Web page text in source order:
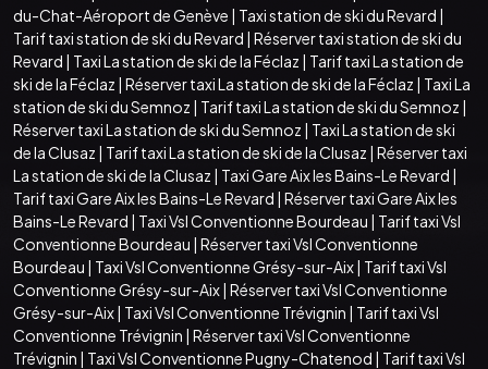
du-Chat-Aéroport de Genève | Taxi station de ski du Revard |
Tarif taxi station de ski du Revard | Réserver taxi station de ski du
Revard | Taxi La station de ski de la Féclaz | Tarif taxi La station de
ski de la Féclaz | Réserver taxi La station de ski de la Féclaz | Taxi La
station de ski du Semnoz | Tarif taxi La station de ski du Semnoz |
Réserver taxi La station de ski du Semnoz | Taxi La station de ski
de la Clusaz | Tarif taxi La station de ski de la Clusaz | Réserver taxi
La station de ski de la Clusaz | Taxi Gare Aix les Bains-Le Revard |
Tarif taxi Gare Aix les Bains-Le Revard | Réserver taxi Gare Aix les
Bains-Le Revard | Taxi Vsl Conventionne Bourdeau | Tarif taxi Vsl
Conventionne Bourdeau | Réserver taxi Vsl Conventionne
Bourdeau | Taxi Vsl Conventionne Grésy-sur-Aix| Tarif taxi Vsl
Conventionne Grésy-sur-Aix| Réserver taxi Vsl Conventionne
Grésy-sur-Aix| Taxi Vsl Conventionne Trévignin | Tarif taxi Vsl
Conventionne Trévignin | Réserver taxi Vsl Conventionne
Trévignin | Taxi Vsl Conventionne Pugny-Chatenod | Tarif taxi Vsl